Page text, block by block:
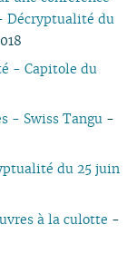
Décryptualité du
- Capitole du
- Swiss Tangu-
du 25 juin
à la culotte -